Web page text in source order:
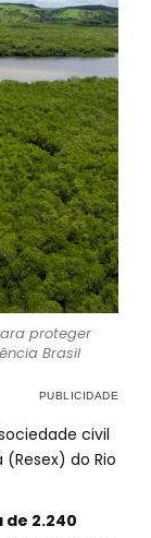
proteger
Brasil
civil
do Rio
2.240